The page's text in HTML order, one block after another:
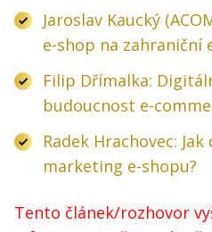
Jaroslav Kaucký
e-shop na zahraniční
Filip Dřímalka:
budoucnost e-
Radek Hrachovec:
marketing e-shopu?
Tento článek/rozhovor